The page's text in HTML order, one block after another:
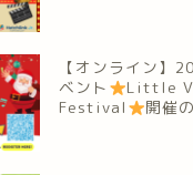
【オンライン】
ベント
Little
Festival
開催